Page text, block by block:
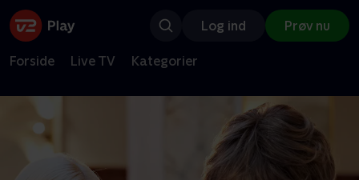
Log ind Prøv nu
Forside Live TV Kategorier